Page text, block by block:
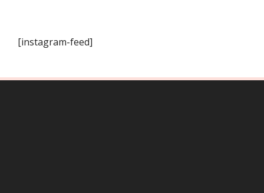
[instagram-feed]